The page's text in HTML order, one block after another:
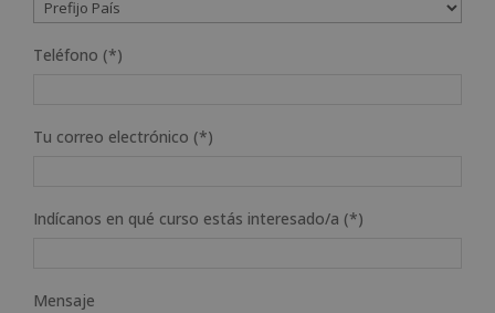
Teléfono (*)
Tu correo electrónico (*)
Indícanos en qué curso estás interesado/a (*)
Mensaje